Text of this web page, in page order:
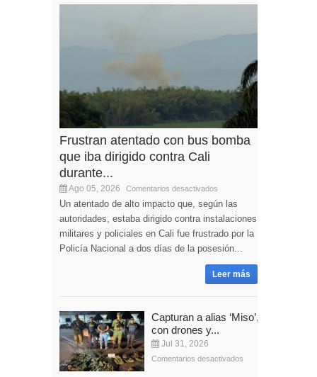
Frustran atentado con bus bomba
que iba dirigido contra Cali
durante...
Ago 05, 2026 Comentarios desactivados
Un atentado de alto impacto que, según las
autoridades, estaba dirigido contra instalaciones
militares y policiales en Cali fue frustrado por la
Policía Nacional a dos días de la posesión...
Leer más
Capturan a alias ‘Miso’,
con drones y...
Jul 31, 2026
Comentarios desactivados